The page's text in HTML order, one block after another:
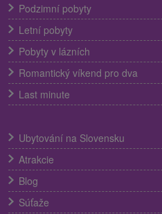
Podzimní pobyty
Letní pobyty
Pobyty v lázních
Romantický víkend pro dva
Last minute
Ubytování na Slovensku
Atrakcie
Blog
Súťaže